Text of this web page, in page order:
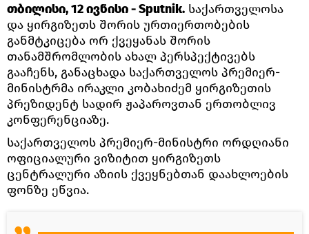
თბილისი, 12 ივნისი - Sputnik. საქართველოსა
და ყირგიზეთს შორის ურთიერთობების
განმტკიცება ორ ქვეყანას შორის
თანამშრომლობის ახალ პერსპექტივებს
გააჩენს, განაცხადა საქართველოს პრემიერ-
მინისტრმა ირაკლი კობახიძემ ყირგიზეთის
პრეზიდენტ სადირ ჟაპაროვთან ერთობლივ
კონფერენციაზე.
საქართველოს პრემიერ-მინისტრი ორდღიანი
ოფიციალური ვიზიტით ყირგიზეთს
ცენტრალური აზიის ქვეყნებთან დაახლოების
ფონზე ეწვია.